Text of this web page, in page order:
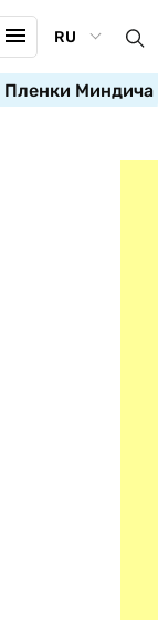
RU
Пленки Миндича